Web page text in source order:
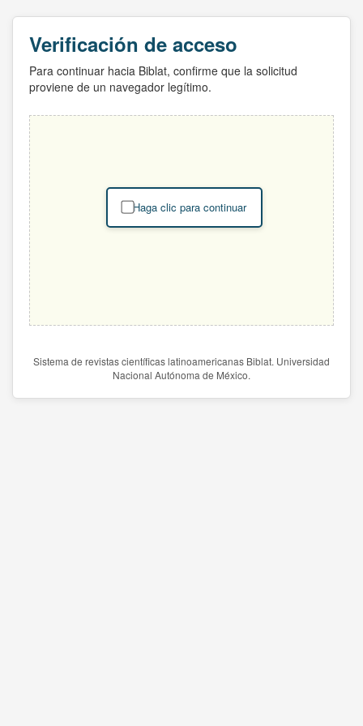
Verificación de acceso
Para continuar hacia Biblat, confirme que la solicitud
proviene de un navegador legítimo.
Haga clic para continuar
Sistema de revistas científicas latinoamericanas Biblat. Universidad
Nacional Autónoma de México.